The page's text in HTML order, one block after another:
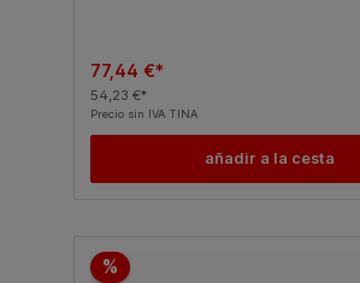
77,44 €*
54,23 €*
Precio sin IVA TINA
añadir a la cesta
%